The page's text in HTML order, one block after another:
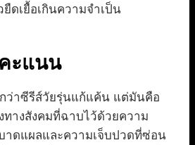
ยืดเยื้อเกินความจำเป็น
ะแนน
ว่าซีรีส์วัยรุ่นแก้แค้น แต่มันคือ
ทางสังคมที่ฉาบไว้ด้วยความ
บาดแผลและความเจ็บปวดที่ซ่อน